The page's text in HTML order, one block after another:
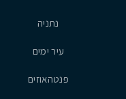
נתניה
עיר ימים
פנטהאוזים